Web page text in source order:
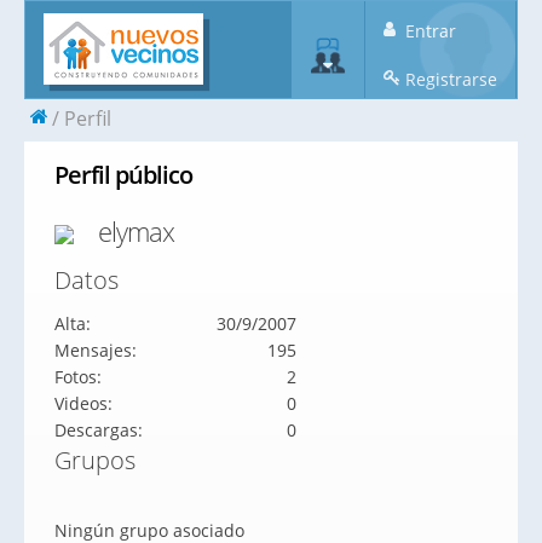
Entrar
Registrarse
Perfil
Perfil público
elymax
Datos
Alta:
30/9/2007
Mensajes:
195
Fotos:
2
Videos:
0
Descargas:
0
Grupos
Ningún grupo asociado